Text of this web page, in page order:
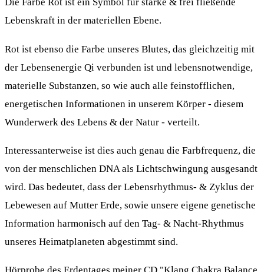
Die Farbe Rot ist ein Symbol für starke & frei fließende
Lebenskraft in der materiellen Ebene.
Rot ist ebenso die Farbe unseres Blutes, das gleichzeitig mit
der Lebensenergie Qi verbunden ist und lebensnotwendige,
materielle Substanzen, so wie auch alle feinstofflichen,
energetischen Informationen in unserem Körper - diesem
Wunderwerk des Lebens & der Natur - verteilt.
Interessanterweise ist dies auch genau die Farbfrequenz, die
von der menschlichen DNA als Lichtschwingung ausgesandt
wird. Das bedeutet, dass der Lebensrhythmus- & Zyklus der
Lebewesen auf Mutter Erde, sowie unsere eigene genetische
Information harmonisch auf den Tag- & Nacht-Rhythmus
unseres Heimatplaneten abgestimmt sind.